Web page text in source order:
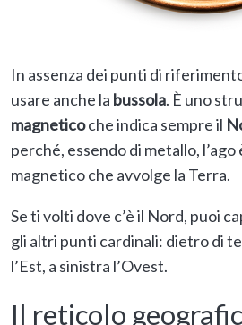
In assenza dei punti di
usare anche la bussola. È uno
magneticoche indica sempre il
perché, essendo di metallo,
magnetico che avvolge la Terra.
Se ti volti dove c’è il Nord, puoi
gli altri punti cardinali: dietro di te
l’Est, a sinistra l’Ovest.
Il reticolo